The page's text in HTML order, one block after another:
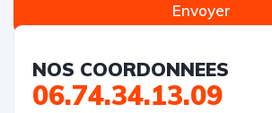
Envoyer
NOS COORDONNEES
06.74.34.13.09